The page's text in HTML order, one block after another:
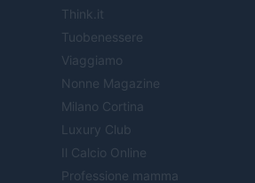
Think.it
Tuobenessere
Viaggiamo
Nonne Magazine
Milano Cortina
Luxury Club
Il Calcio Online
Professione mamma